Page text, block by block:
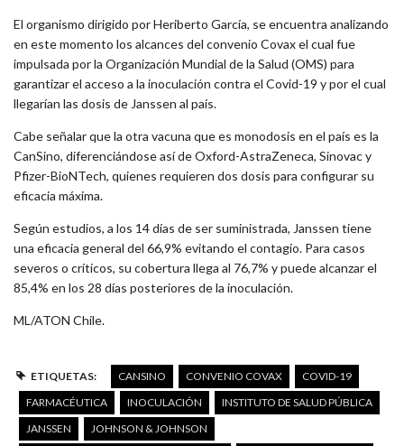
El organismo dirigido por Heriberto García, se encuentra analizando
en este momento los alcances del convenio Covax el cual fue
impulsada por la Organización Mundial de la Salud (OMS) para
garantizar el acceso a la inoculación contra el Covid-19 y por el cual
llegarían las dosis de Janssen al país.
Cabe señalar que la otra vacuna que es monodosis en el país es la
CanSino, diferenciándose así de Oxford-AstraZeneca, Sinovac y
Pfizer-BioNTech, quienes requieren dos dosis para configurar su
eficacia máxima.
Según estudios, a los 14 días de ser suministrada, Janssen tiene
una eficacia general del 66,9% evitando el contagio. Para casos
severos o críticos, su cobertura llega al 76,7% y puede alcanzar el
85,4% en los 28 días posteriores de la inoculación.
ML/ATON Chile.
ETIQUETAS: CANSINO CONVENIO COVAX
COVID-19
FARMACÉUTICA
INOCULACIÓN
INSTITUTO DE SALUD PÚBLICA
JANSSEN
JOHNSON & JOHNSON